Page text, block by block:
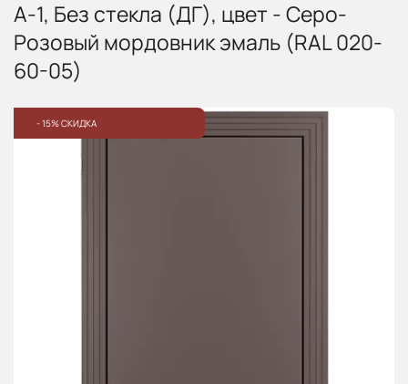
А-1, Без стекла (ДГ), цвет - Серо-
Розовый мордовник эмаль (RAL 020-
60-05)
- 15% СКИДКА